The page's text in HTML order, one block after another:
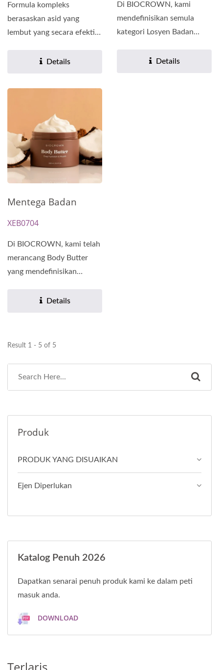
Formula kompleks
berasaskan asid yang
lembut yang secara efektif
metabolisme...Details
Di BIOCROWN, kami
mendefinisikan semula
kategori Losyen Badan
Details
Mentega Badan
XEB0704
Di BIOCROWN, kami telah
merancang Body Butter
yang mendefinisikan
kestabilan...Details
Result 1 - 5 of 5
Produk
PRODUK YANG DISUAIKAN
Ejen Diperlukan
Katalog Penuh 2026
Dapatkan senarai penuh produk kami ke dalam peti
masuk anda.
DOWNLOAD
Terlaris